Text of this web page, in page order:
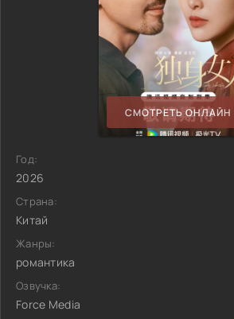
СМОТРЕТЬ ОНЛАЙН
Год:
2026
Страна:
Китай
Жанры:
романтика
Озвучка:
Force Media